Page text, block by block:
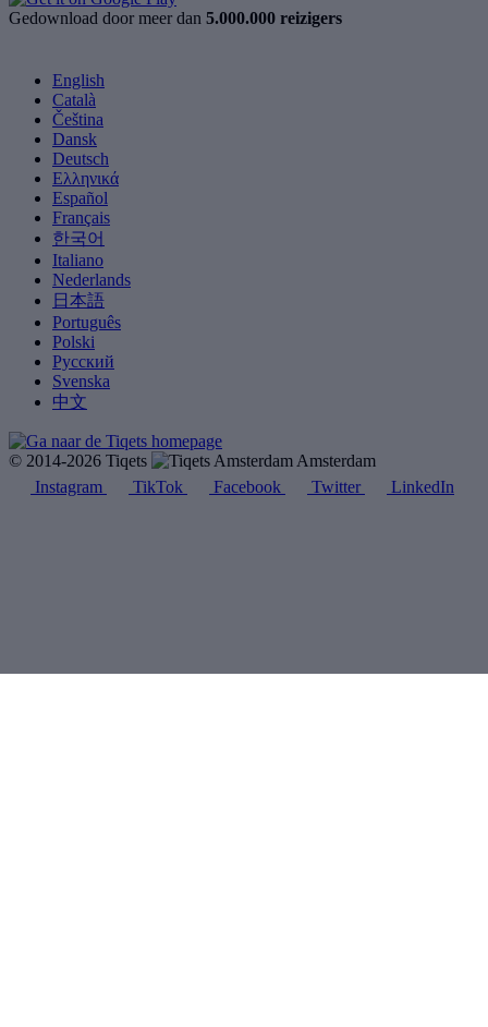
Gedownload door meer dan 5.000.000 reizigers
English
Català
Čeština
Dansk
Deutsch
Ελληνικά
Español
Français
한국어
Italiano
Nederlands
日本語
Português
Polski
Русский
Svenska
中文
© 2014-2026 Tiqets
Amsterdam
Instagram
TikTok Facebook Twitter LinkedIn